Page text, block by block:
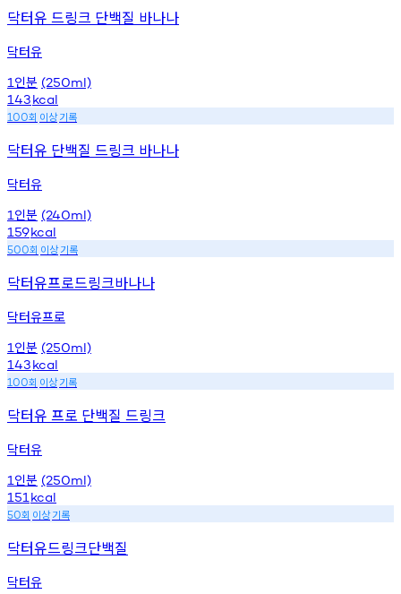
닥터유 드링크 단백질 바나나
닥터유
1 인분 (250ml)
143kcal
100회 이상기록
닥터유 단백질 드링크 바나나
닥터유
1 인분 (240ml)
159kcal
500회 이상기록
닥터유프로드링크바나나
닥터유프로
1 인분 (250ml)
143kcal
100회 이상기록
닥터유 프로 단백질 드링크
닥터유
1 인분 (250ml)
151 kcal
50회 이상기록
닥터유드링크단백질
닥터유